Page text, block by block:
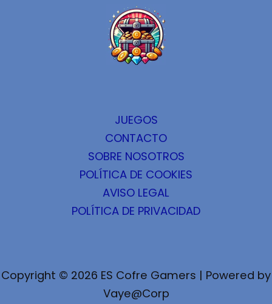
JUEGOS
CONTACTO
SOBRE NOSOTROS
POLÍTICA DE COOKIES
AVISO LEGAL
POLÍTICA DE PRIVACIDAD
Copyright © 2026 ES Cofre Gamers | Powered by
Vaye@Corp